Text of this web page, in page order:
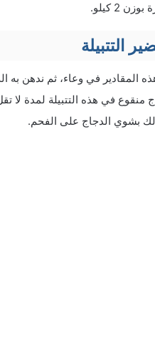
2 كيلو.
التتبيلة
المقادير في وعاء، ثم ندهن به
منقوع في هذه التتبيلة لمدة لا
بشوي الدجاج على الفحم.